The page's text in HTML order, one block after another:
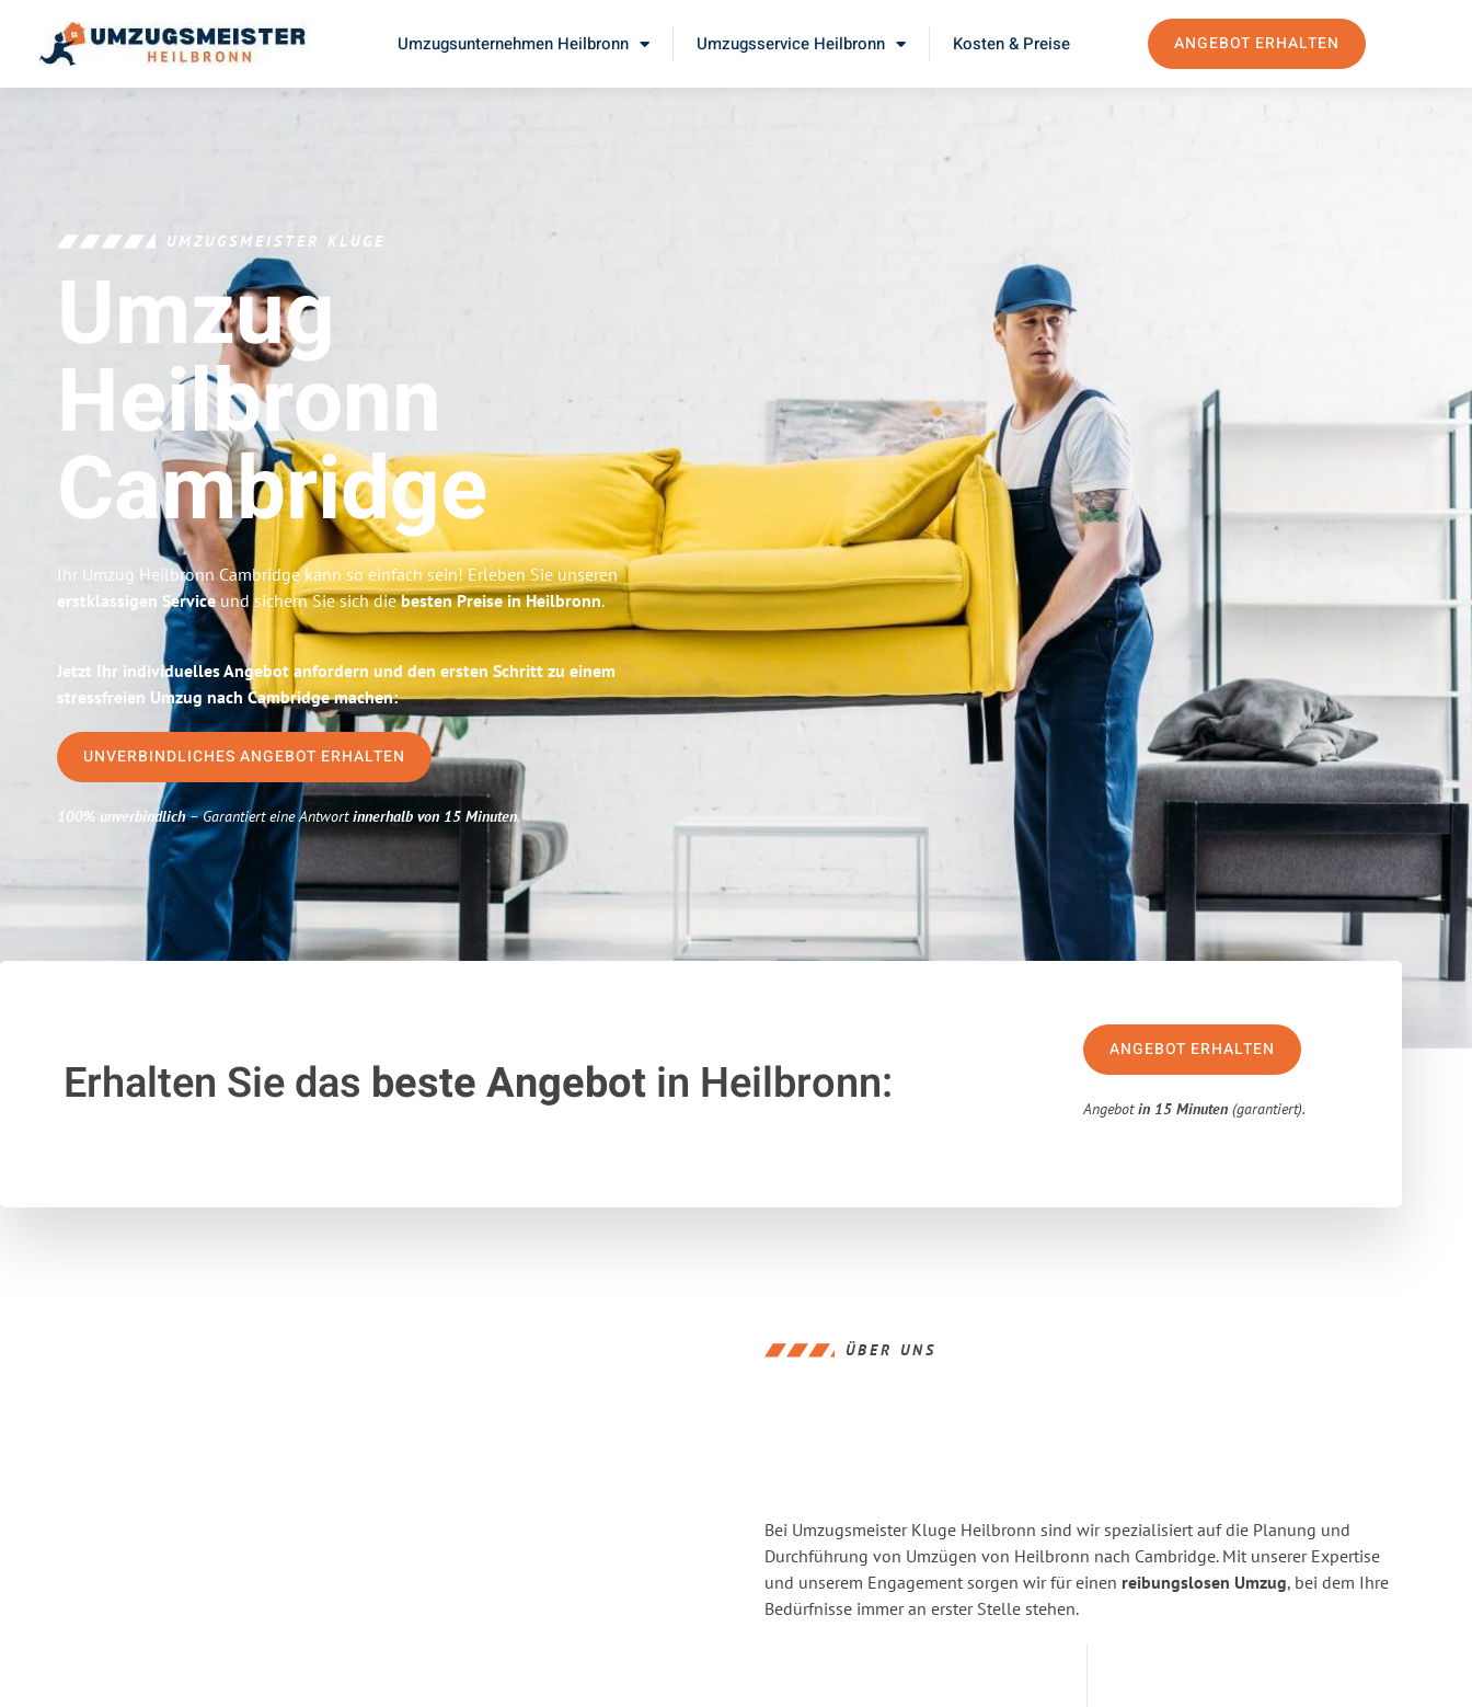
Umzugsunternehmen Heilbronn Umzugsservice Heilbronn Kosten & Preise ANGEBOT ERHALTEN
UMZUGSMEISTER KLUGE
Umzug
Heilbronn
Cambridge
Ihr Umzug Heilbronn Cambridge kann so einfach sein! Erleben Sie unseren
erstklassigen Serviceund sichern Sie sich diebesten Preise in Heilbronn.
Jetzt Ihr individuelles Angebot anfordern und den ersten Schritt zu einem
stressfreien Umzug nach Cambridge machen:
UNVERBINDLICHES ANGEBOT ERHALTEN
100% unverbindlich– Garantiert eine Antwortinnerhalb von 15 Minuten.
Erhalten Sie das beste Angebotin Heilbronn:
ANGEBOT ERHALTEN
Angebotin 15 Minuten (garantiert).
ÜBER UNS
Bei Umzugsmeister Kluge Heilbronn sind wir spezialisiert auf die Planung und
Durchführung von Umzügen von Heilbronn nach Cambridge. Mit unserer Expertise
und unserem Engagement sorgen wir für einen reibungslosen Umzug, bei dem Ihre
Bedürfnisse immer an erster Stelle stehen.